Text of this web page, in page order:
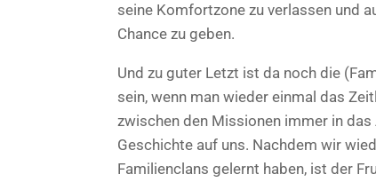
seine Komfortzone zu verlassen und
Chance zu geben.
Und zu guter Letzt ist da noch die
sein, wenn man wieder einmal das
zwischen den Missionen immer in
Geschichte auf uns. Nachdem wir
Familienclans gelernt haben, ist der